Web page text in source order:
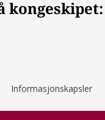
Informasjonskapsler